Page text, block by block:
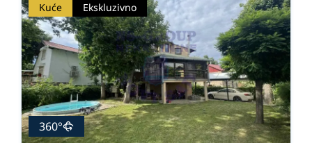
Kuće Ekskluzivno
360°